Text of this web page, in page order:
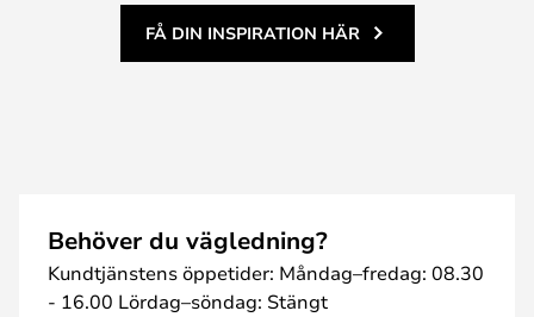
FÅ DIN INSPIRATION HÄR
Behöver du vägledning?
Kundtjänstens öppetider: Måndag–fredag: 08.30
- 16.00 Lördag–söndag: Stängt